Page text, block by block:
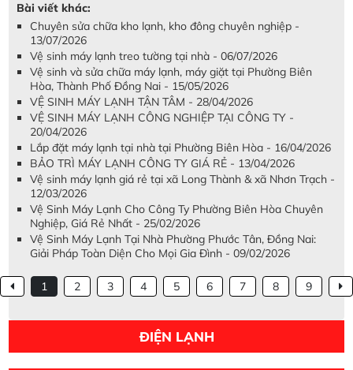
Bài viết khác:
Chuyên sửa chữa kho lạnh, kho đông chuyên nghiệp -
13/07/2026
Vệ sinh máy lạnh treo tường tại nhà - 06/07/2026
Vệ sinh và sửa chữa máy lạnh, máy giặt tại Phường Biên
Hòa, Thành Phố Đồng Nai - 15/05/2026
VỆ SINH MÁY LẠNH TẬN TÂM - 28/04/2026
VỆ SINH MÁY LẠNH CÔNG NGHIỆP TẠI CÔNG TY -
20/04/2026
Lắp đặt máy lạnh tại nhà tại Phường Biên Hòa - 16/04/2026
BẢO TRÌ MÁY LẠNH CÔNG TY GIÁ RẺ - 13/04/2026
Vệ sinh máy lạnh giá rẻ tại xã Long Thành & xã Nhơn Trạch -
12/03/2026
Vệ Sinh Máy Lạnh Cho Công Ty Phường Biên Hòa Chuyên
Nghiệp, Giá Rẻ Nhất - 25/02/2026
Vệ Sinh Máy Lạnh Tại Nhà Phường Phước Tân, Đồng Nai:
Giải Pháp Toàn Diện Cho Mọi Gia Đình - 09/02/2026
1 2 3 4 5 6 7 8 9
ĐIỆN LẠNH